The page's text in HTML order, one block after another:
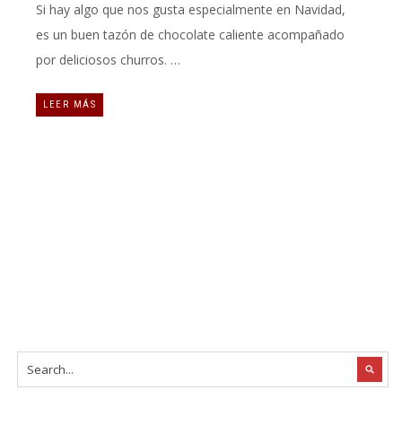
Si hay algo que nos gusta especialmente en Navidad,
es un buen tazón de chocolate caliente acompañado
por deliciosos churros. …
LEER MÁS